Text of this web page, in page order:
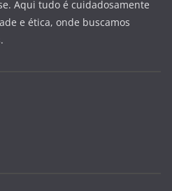
Aqui tudo é cuidadosamente
e ética, onde buscamos